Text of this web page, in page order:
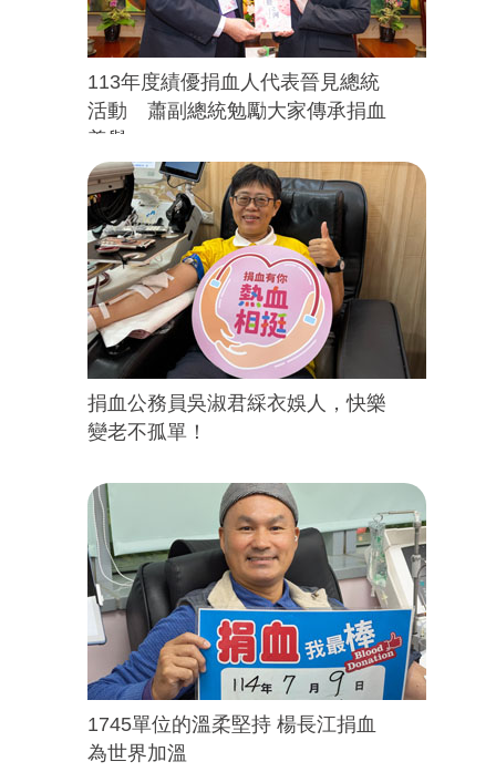
113年度績優捐血人代表晉見總統
活動 蕭副總統勉勵大家傳承捐血
善舉
捐血公務員吳淑君綵衣娛人，快樂
變老不孤單！
1745單位的溫柔堅持 楊長江捐血
為世界加溫